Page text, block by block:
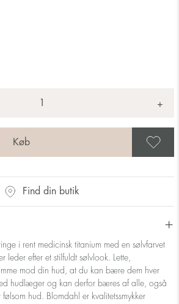
+
Find din butik
i rent medicinsk titanium med en sølvfarvet
leder efter et stilfuldt sølvlook. Lette,
mod din hud, at du kan bære dem hver
hudlæger og kan derfor bæres af alle, også
hud. Blomdahl er kvalitetssmykker